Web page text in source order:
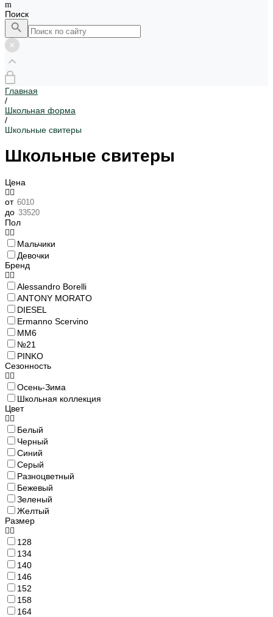
Поиск
Главная
/
Школьная форма
/
Школьные свитеры
Школьные свитеры
Цена
от
до
Пол
Мальчики
Девочки
Бренд
Alessandro Borelli
ANTONY MORATO
DIESEL
Ermanno Scervino
MM6
№21
PINKO
Сезонность
Осень-Зима
Школьная коллекция
Цвет
Белый
Черный
Синий
Серый
Разноцветный
Бежевый
Зеленый
Желтый
Размер
128
134
140
146
152
158
164